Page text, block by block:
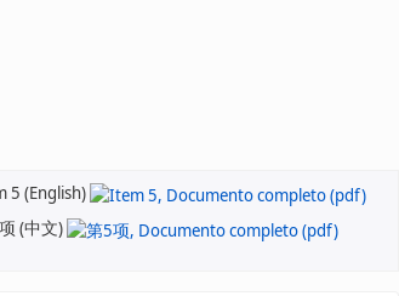
5 (English)
(中文)